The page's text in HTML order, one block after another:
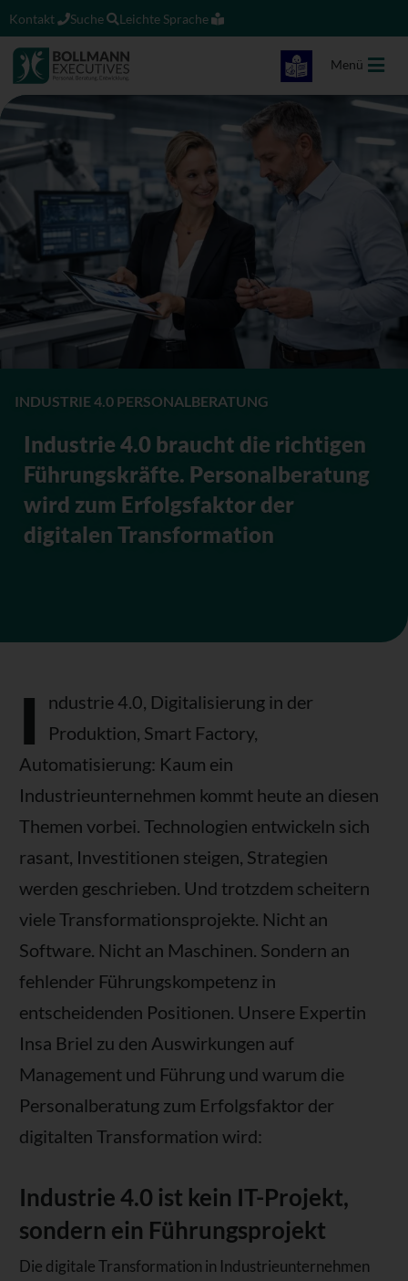
Kontakt Suche Leichte Sprache
Menü
INDUSTRIE 4.0 PERSONALBERATUNG
Industrie 4.0 braucht die richtigen
Führungskräfte. Personalberatung
wird zum Erfolgsfaktor der
digitalen Transformation
I
ndustrie 4.0, Digitalisierung in der
Produktion, Smart Factory,
Automatisierung: Kaum ein
Industrieunternehmen kommt heute an diesen
Themen vorbei. Technologien entwickeln sich
rasant, Investitionen steigen, Strategien
werden geschrieben. Und trotzdem scheitern
viele Transformationsprojekte. Nicht an
Software. Nicht an Maschinen. Sondern an
fehlender Führungskompetenz in
entscheidenden Positionen. Unsere Expertin
Insa Briel zu den Auswirkungen auf
Management und Führung und warum die
Personalberatung zum Erfolgsfaktor der
digitalten Transformation wird:
Industrie 4.0 ist kein IT-Projekt,
sondern ein Führungsprojekt
Die digitale Transformation in Industrieunternehmen